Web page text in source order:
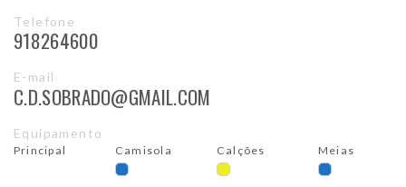
Telefone
918264600
E-mail
C.D.SOBRADO@GMAIL.COM
Equipamento
Principal Camisola Calções Meias